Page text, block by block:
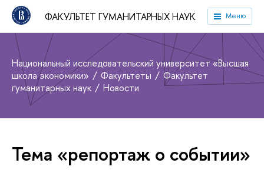
ФАКУЛЬТЕТ ГУМАНИТАРНЫХ НАУК Меню
Национальный исследовательский университет «Высшая
школа экономики»
Факультеты
Факультет
гуманитарных наук
Новости
Тема «репортаж о событии»